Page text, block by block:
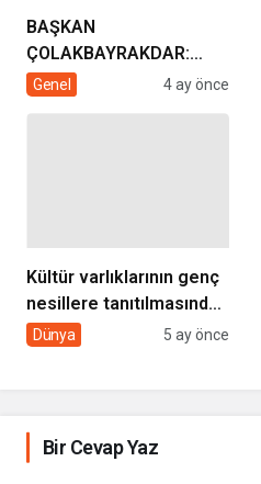
BAŞKAN
ÇOLAKBAYRAKDAR:
“EVDE SAĞLIK
Genel 4 ay önce
Kültür varlıklarının genç
nesillere tanıtılmasında
sivil toplumun rolü
Dünya 5 ay önce
Bir Cevap Yaz